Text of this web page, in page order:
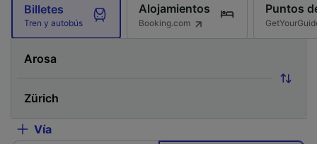
Billetes
Tren y autobús
Alojamientos
Booking.com
Puntos
Vía